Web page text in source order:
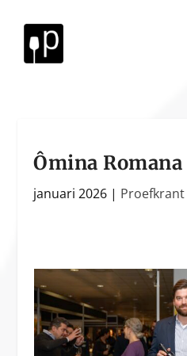
Ômina
januari 2026 | Proefkrant